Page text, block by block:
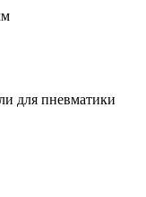
для пневматики